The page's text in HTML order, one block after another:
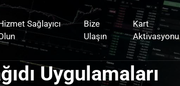
Sağlayıcı
Bize
Ulaşın
Kart
Aktivasyonu
Uygulamaları